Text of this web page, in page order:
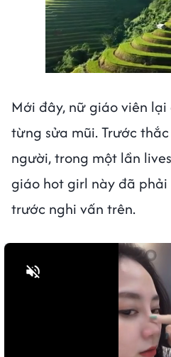
Mới đây, nữ giáo viên
từng sửa mũi. Trước
người, trong một lần
giáo hot girl này đã
trước nghi vấn trên.